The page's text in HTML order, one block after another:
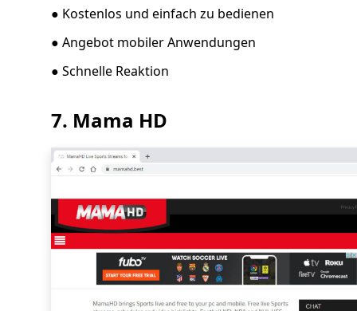
● Kostenlos und einfach zu bedienen
● Angebot mobiler Anwendungen
● Schnelle Reaktion
7. Mama HD